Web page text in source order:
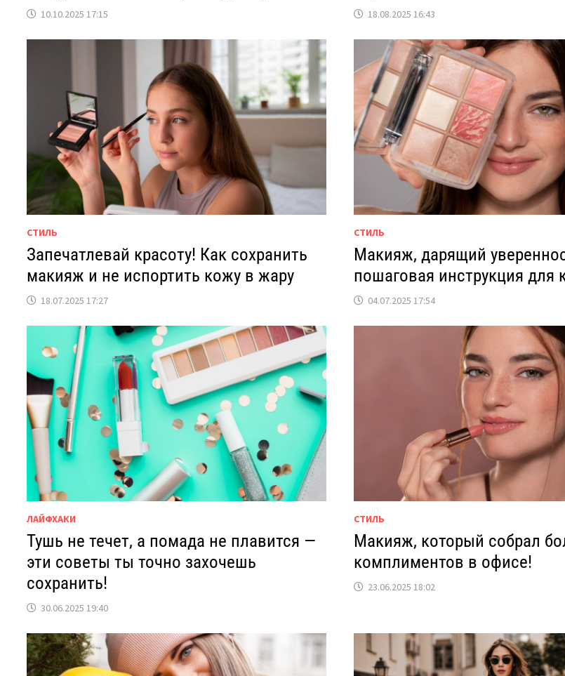
10.10.2025 17:15 18.08.2025 16:43
СТИЛЬ
Запечатлевай красоту! Как сохранить
макияж и не испортить кожу в жару
18.07.2025 17:27
СТИЛЬ
Макияж, дарящий
пошаговая инструкция для
04.07.2025 17:54
ЛАЙФХАКИ
Тушь не течет, а помада не плавится —
эти советы ты точно захочешь
сохранить!
30.06.2025 19:40
СТИЛЬ
Макияж, который собрал
комплиментов в офисе!
23.06.2025 18:02